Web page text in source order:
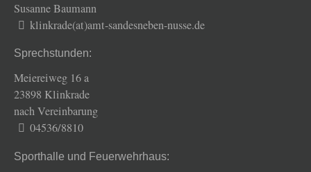
Susanne Baumann
klinkrade(at)amt-sandesneben-nusse.de
Sprechstunden:
Meiereiweg 16 a
23898 Klinkrade
nach Vereinbarung
04536/8810
Sporthalle und Feuerwehrhaus: